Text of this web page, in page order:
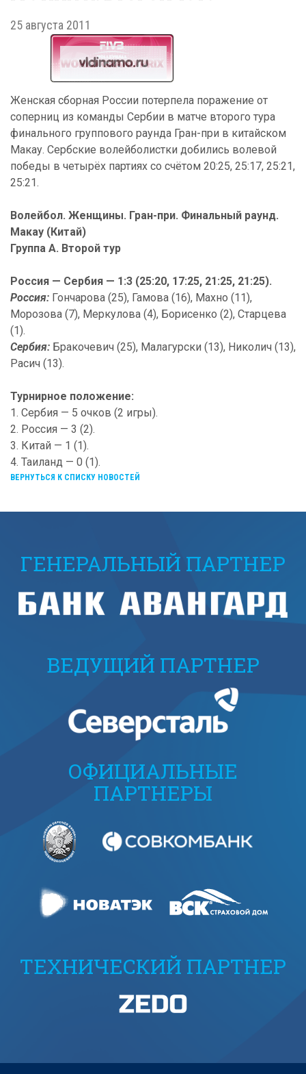
25 августа 2011
Женская сборная России потерпела поражение от
соперниц из команды Сербии в матче второго тура
финального группового раунда Гран-при в китайском
Макау. Сербские волейболистки добились волевой
победы в четырёх партиях со счётом 20:25, 25:17, 25:21,
25:21.
Волейбол. Женщины. Гран-при. Финальный раунд.
Макау (Китай)
Группа А. Второй тур
Россия — Сербия — 1:3 (25:20, 17:25, 21:25, 21:25).
Россия: Гончарова (25), Гамова (16), Махно (11),
Морозова (7), Меркулова (4), Борисенко (2), Старцева
(1).
Сербия: Брaкочевич (25), Малагурски (13), Николич (13),
Расич (13).
Турнирное положение:
1. Сербия — 5 очков (2 игры).
2. Россия — 3 (2).
3. Китай — 1 (1).
4. Таиланд — 0 (1).
ВЕРНУТЬСЯ К СПИСКУ НОВОСТЕЙ
ГЕНЕРАЛЬНЫЙ ПАРТНЕР
ВЕДУЩИЙ ПАРТНЕР
ОФИЦИАЛЬНЫЕ
ПАРТНЕРЫ
ТЕХНИЧЕСКИЙ ПАРТНЕР